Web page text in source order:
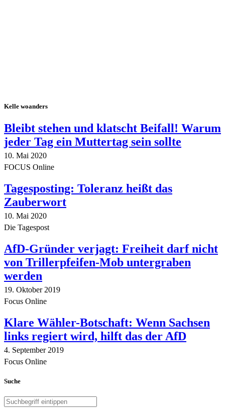
Kelle woanders
Bleibt stehen und klatscht Beifall! Warum
jeder Tag ein Muttertag sein sollte
10. Mai 2020
FOCUS Online
Tagesposting: Toleranz heißt das
Zauberwort
10. Mai 2020
Die Tagespost
AfD-Gründer verjagt: Freiheit darf nicht
von Trillerpfeifen-Mob untergraben
werden
19. Oktober 2019
Focus Online
Klare Wähler-Botschaft: Wenn Sachsen
links regiert wird, hilft das der AfD
4. September 2019
Focus Online
Suche